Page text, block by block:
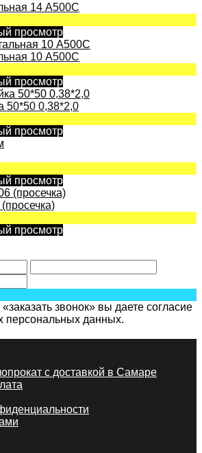
14 А500С
просмотр
10 А500С
просмотр
50*50 0,38*2,0
просмотр
просмотр
просмотр
звонок» вы даете согласие
персональных данных.
с доставкой в Самаре